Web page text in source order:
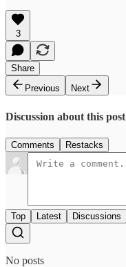
3
Share
Previous
Next
Discussion about this post
Comments Restacks
Top Latest Discussions
No posts